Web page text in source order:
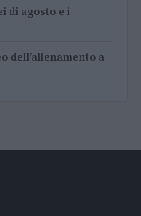
di agosto e i
dell’allenamento a